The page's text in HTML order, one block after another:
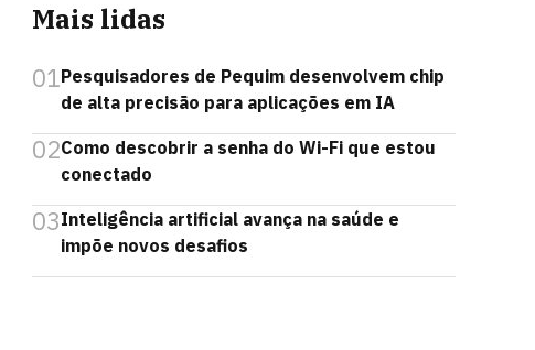
Mais lidas
01Pesquisadores de Pequim desenvolvem chip
de alta precisão para aplicações em IA
02Como descobrir a senha do Wi-Fi que estou
conectado
03Inteligência artificial avança na saúde e
impõe novos desafios